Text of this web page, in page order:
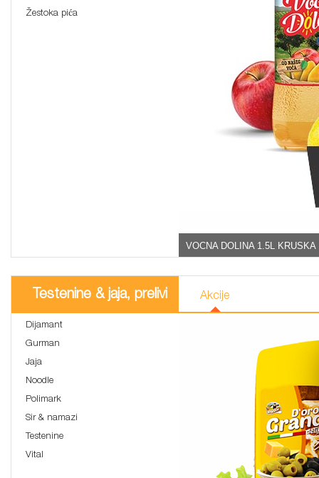
Žestoka pića
VOCNA DOLINA 1.5L
Testenine & jaja, prelivi Akcije
Dijamant
Gurman
Jaja
Noodle
Polimark
Sir & namazi
Testenine
Vital